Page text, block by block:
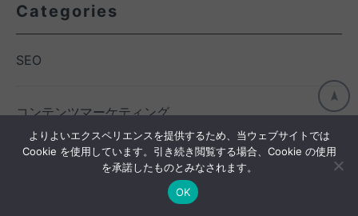
Categories
SEO
コンテンツマーケティング
よりよいエクスペリエンスを提供するため、当ウェブサイトでは
Cookie を使用しています。引き続き閲覧する場合、Cookie の使用
を承諾したものとみなされます。
OK